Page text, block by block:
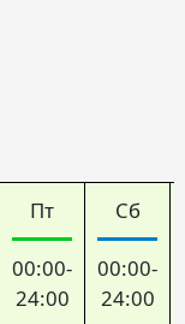
Пт
00:00-
24:00
Сб
00:00-
24:00